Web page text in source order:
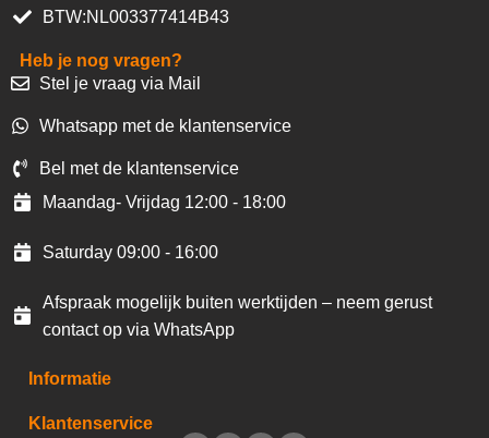
BTW:NL003377414B43
Heb je nog vragen?
Stel je vraag via Mail
Whatsapp met de klantenservice
Bel met de klantenservice
Maandag- Vrijdag 12:00 - 18:00
Saturday 09:00 - 16:00
Afspraak mogelijk buiten werktijden – neem gerust
contact op via WhatsApp
Informatie
Klantenservice